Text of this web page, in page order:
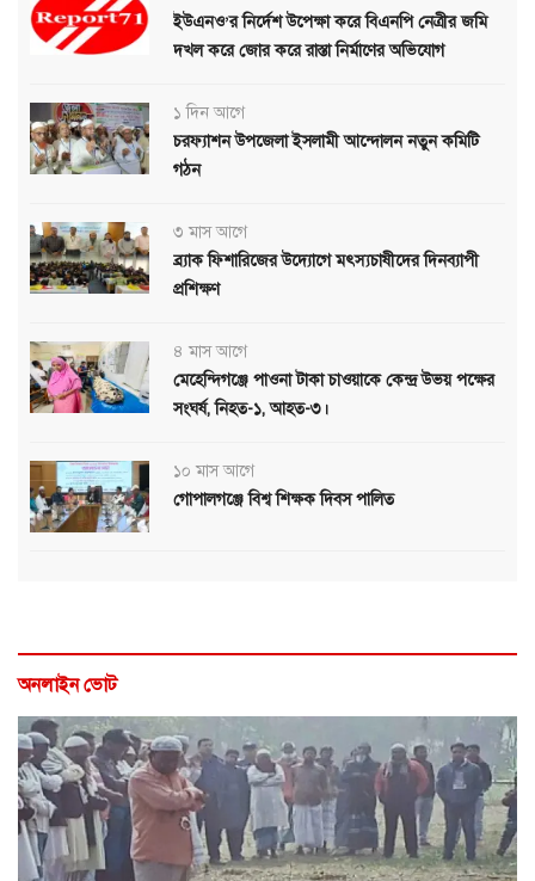
ইউএনও’র নির্দেশ উপেক্ষা করে বিএনপি নেত্রীর জমি
দখল করে জোর করে রাস্তা নির্মাণের অভিযোগ
১ দিন আগে
চরফ্যাশন উপজেলা ইসলামী আন্দোলন নতুন কমিটি
গঠন
৩ মাস আগে
ব্র্যাক ফিশারিজের উদ্যোগে মৎস্যচাষীদের দিনব্যাপী
প্রশিক্ষণ
৪ মাস আগে
মেহেন্দিগঞ্জে পাওনা টাকা চাওয়াকে কেন্দ্র উভয় পক্ষের
সংঘর্ষ, নিহত-১, আহত-৩।
১০ মাস আগে
গোপালগঞ্জে বিশ্ব শিক্ষক দিবস পালিত
অনলাইন ভোট